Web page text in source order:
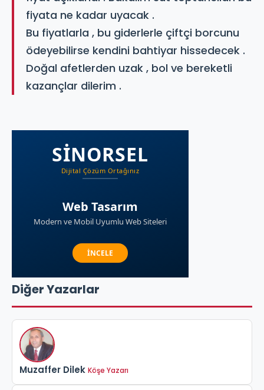
fiyata ne kadar uyacak .
Bu fiyatlarla , bu giderlerle çiftçi borcunu
ödeyebilirse kendini bahtiyar hissedecek .
Doğal afetlerden uzak , bol ve bereketli
kazançlar dilerim .
Diğer Yazarlar
Muzaffer Dilek Köşe Yazarı